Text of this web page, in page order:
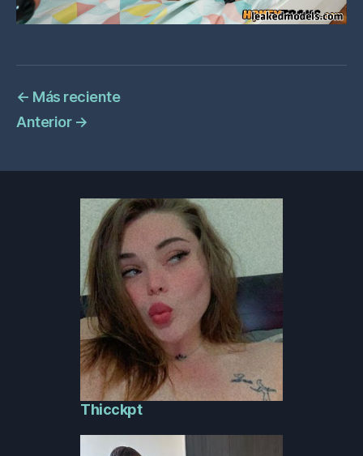
← Más reciente
Anterior →
Thicckpt